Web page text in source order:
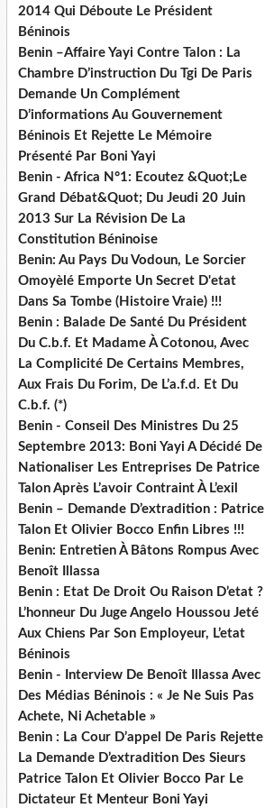
2014 Qui Déboute Le Président
Béninois
Benin –Affaire Yayi Contre Talon : La
Chambre D’instruction Du Tgi De Paris
Demande Un Complément
D’informations Au Gouvernement
Béninois Et Rejette Le Mémoire
Présenté Par Boni Yayi
Benin - Africa N°1: Ecoutez &Quot;Le
Grand Débat&Quot; Du Jeudi 20 Juin
2013 Sur La Révision De La
Constitution Béninoise
Benin: Au Pays Du Vodoun, Le Sorcier
Omoyèlé Emporte Un Secret D'etat
Dans Sa Tombe (Histoire Vraie) !!!
Benin : Balade De Santé Du Président
Du C.b.f. Et Madame À Cotonou, Avec
La Complicité De Certains Membres,
Aux Frais Du Forim, De L’a.f.d. Et Du
C.b.f. (*)
Benin - Conseil Des Ministres Du 25
Septembre 2013: Boni Yayi A Décidé De
Nationaliser Les Entreprises De Patrice
Talon Après L’avoir Contraint À L’exil
Benin – Demande D’extradition : Patrice
Talon Et Olivier Bocco Enfin Libres !!!
Benin: Entretien À Bâtons Rompus Avec
Benoît Illassa
Benin : Etat De Droit Ou Raison D’etat ?
L’honneur Du Juge Angelo Houssou Jeté
Aux Chiens Par Son Employeur, L’etat
Béninois
Benin - Interview De Benoît Illassa Avec
Des Médias Béninois : « Je Ne Suis Pas
Achete, Ni Achetable »
Benin : La Cour D’appel De Paris Rejette
La Demande D’extradition Des Sieurs
Patrice Talon Et Olivier Bocco Par Le
Dictateur Et Menteur Boni Yayi